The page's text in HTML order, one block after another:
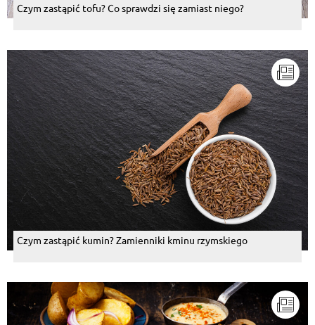
Czym zastąpić tofu? Co sprawdzi się zamiast niego?
Czym zastąpić kumin? Zamienniki kminu rzymskiego